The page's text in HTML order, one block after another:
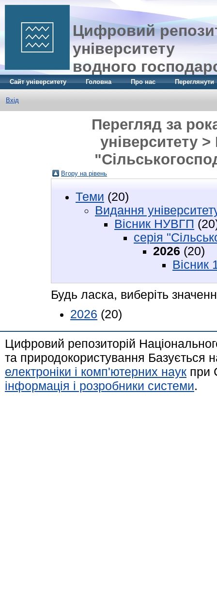
Цифровий
університету
водного
Сайт університету Головна Про нас Переглянути
Вхід
Перегляд за
університету
Вгору на рівень
Теми (20)
Видання
Вісник НУВГП
серія
2026 (20)
Вісник
Будь ласка, виберіть
2026 (20)
Цифровий репозиторій
та природокористування Базується
електроніки і комп'ютерних наук при
інформація і розробники системи.